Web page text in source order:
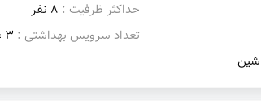
حداکثر ظرفیت : 8 نفر
تعداد سرویس بهداشتی : 3 عدد